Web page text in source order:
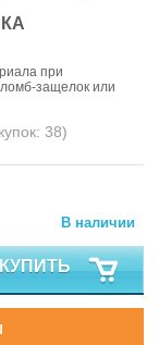
при
защелок или
38)
В наличии
КУПИТЬ